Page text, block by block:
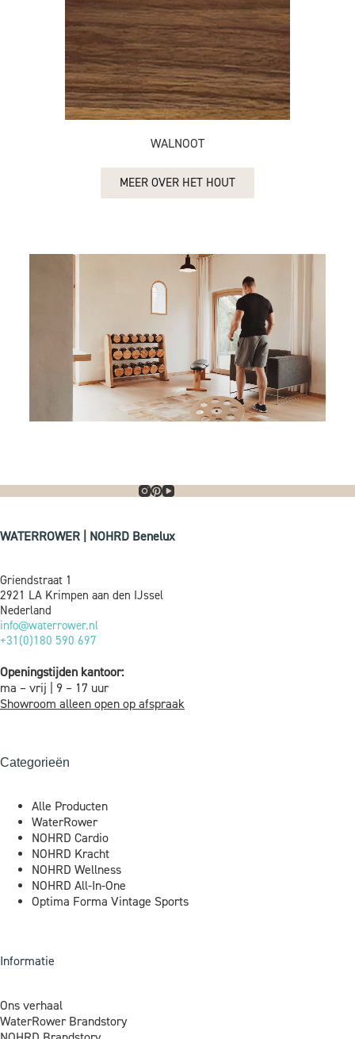
WALNOOT
MEER OVER HET HOUT
WATERROWER | NOHRD Benelux
Griendstraat 1
2921 LA Krimpen aan den IJssel
Nederland
info@waterrower.nl
+31(0)180 590 697
Openingstijden kantoor:
ma – vrij | 9 – 17 uur
Showroom alleen open op afspraak
Categorieën
Alle Producten
WaterRower
NOHRD Cardio
NOHRD Kracht
NOHRD Wellness
NOHRD All-In-One
Optima Forma Vintage Sports
Informatie
Ons verhaal
WaterRower Brandstory